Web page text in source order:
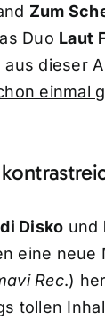
Zum
Duo Laut
dieser
einmal
Disko und
eine neue
Rec.)
tollen